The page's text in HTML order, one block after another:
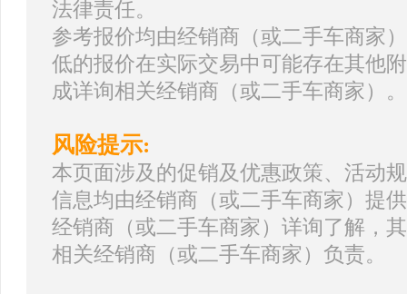
法律责任。
参考报价均由经销商（或二手车商家
低的报价在实际交易中可能存在其他
成详询相关经销商（或二手车商家）。
风险提示:
本页面涉及的促销及优惠政策、活动
信息均由经销商（或二手车商家）提
经销商（或二手车商家）详询了解，
相关经销商（或二手车商家）负责。